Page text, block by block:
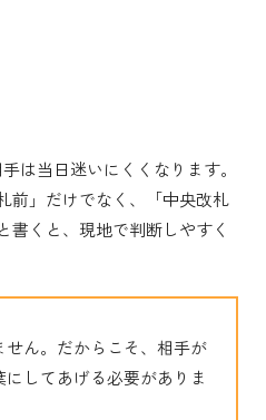
は当日迷いにくくなります。
前」だけでなく、「中央改札
書くと、現地で判断しやすく
ん。だからこそ、相手が
してあげる必要がありま